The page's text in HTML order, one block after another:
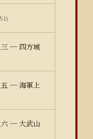
三 ─ 四方城
─ 海軍上
─ 大武山